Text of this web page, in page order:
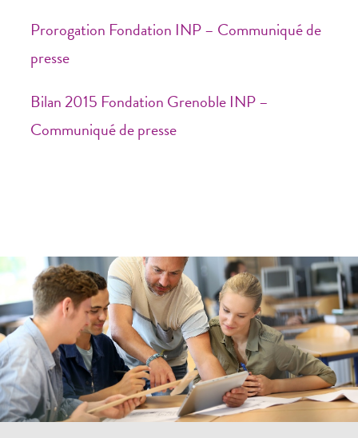
Prorogation Fondation INP – Communiqué de
presse
Bilan 2015 Fondation Grenoble INP –
Communiqué de presse